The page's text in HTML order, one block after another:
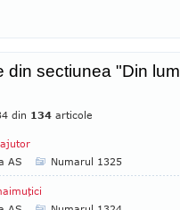
din sectiunea "Din
din 134 articole
AS
Numarul 1325